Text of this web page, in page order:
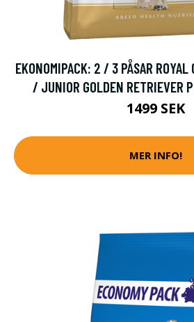
EKONOMIPACK: 2 / 3 PÅSAR
/ JUNIOR GOLDEN RETRIEVER
1499 SEK
MER INFO!